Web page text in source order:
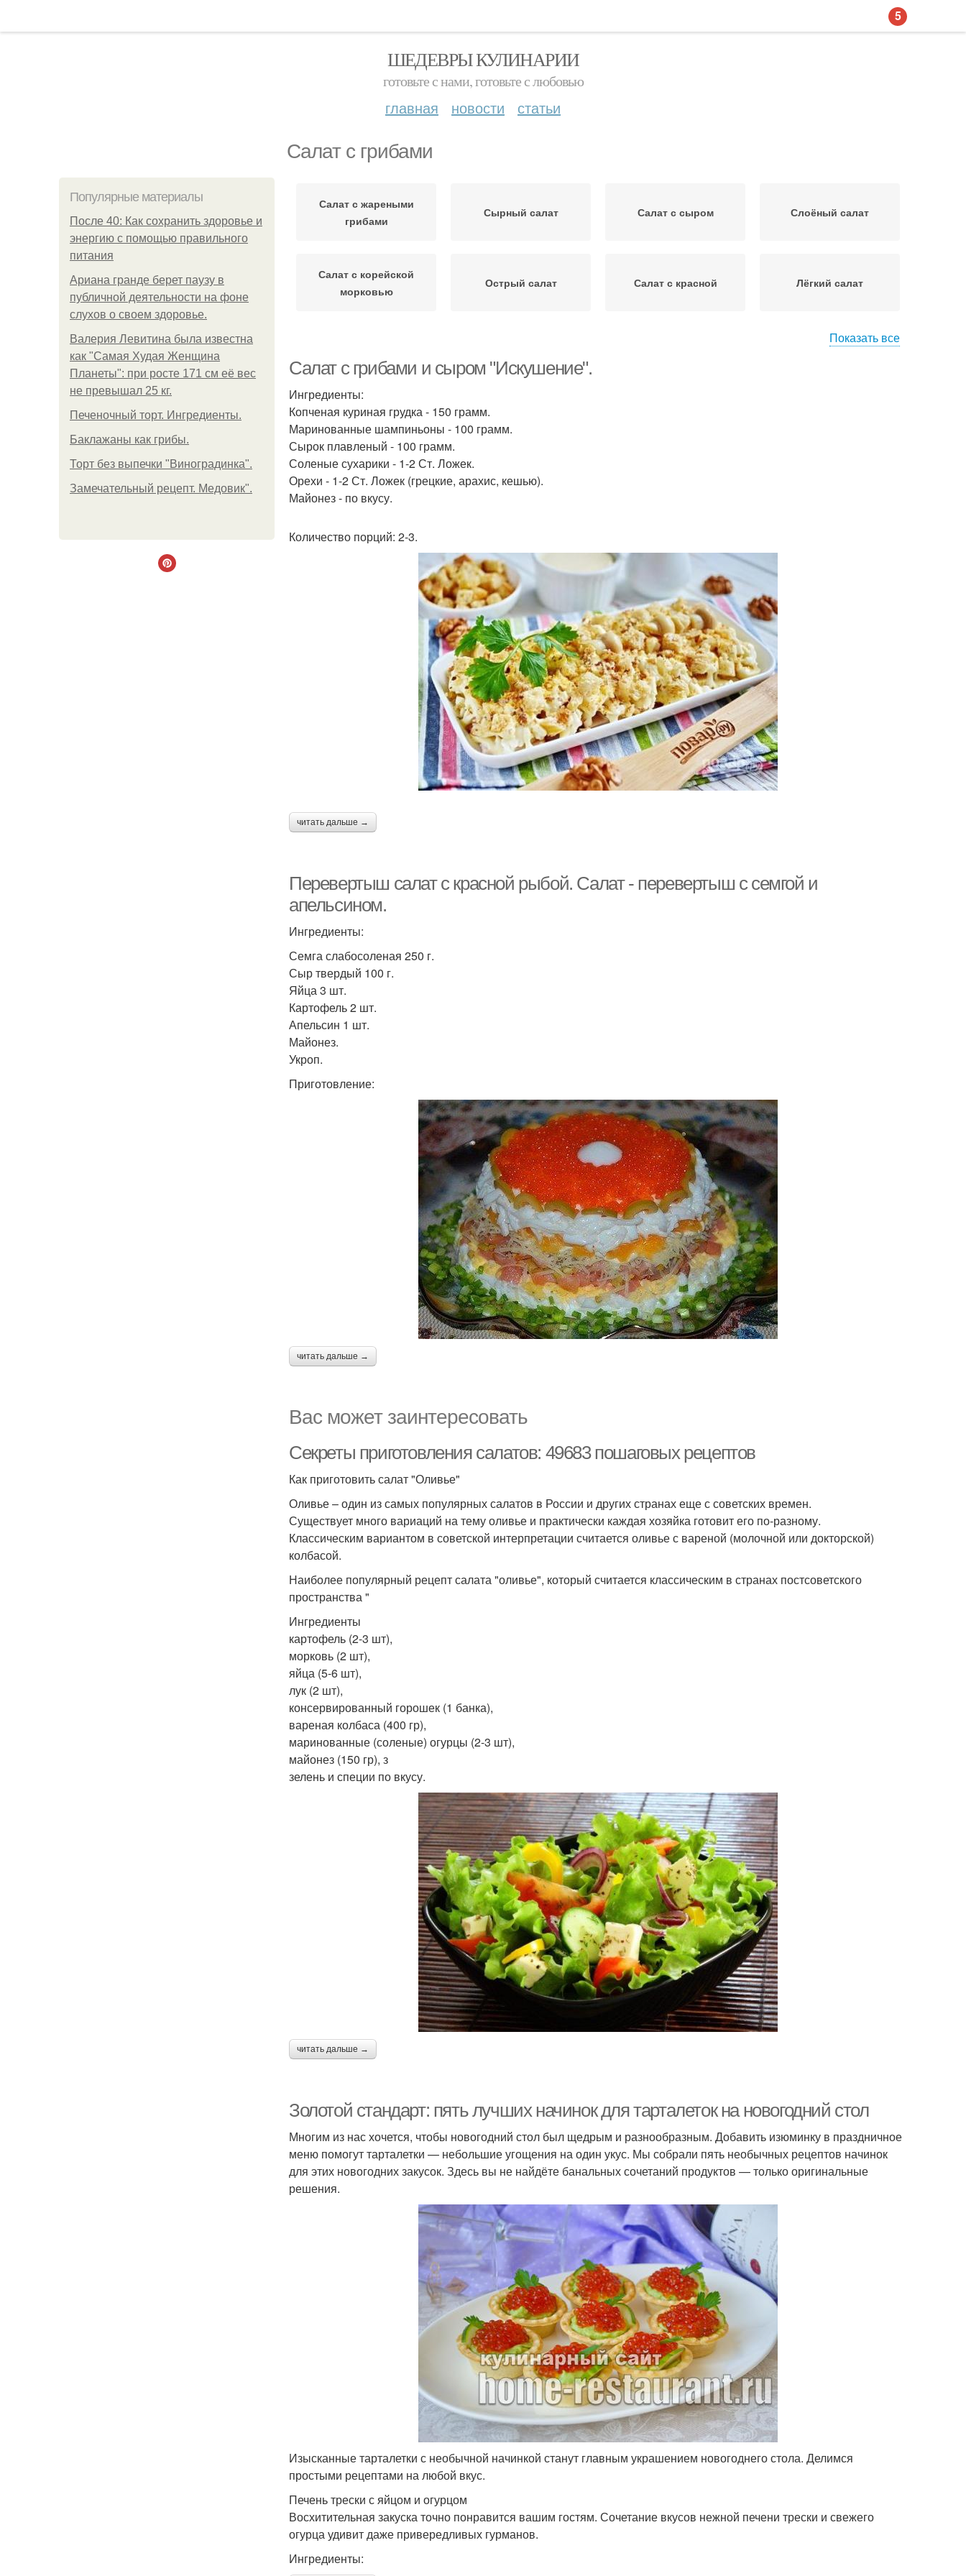
ШЕДЕВРЫ КУЛИНАРИИ
готовьте с нами, готовьте с любовью
главная новости статьи
Салат с грибами
Популярные материалы
После 40: Как сохранить здоровье и
энергию с помощью правильного
питания
Ариана гранде берет паузу в
публичной деятельности на фоне
слухов о своем здоровье.
Валерия Левитина была известна
как "Самая Худая Женщина
Планеты": при росте 171 см её вес
не превышал 25 кг.
Печеночный торт. Ингредиенты.
Баклажаны как грибы.
Торт без выпечки "Виноградинка".
Замечательный рецепт. Медовик".
Салат с жареными
грибами
Сырный салат Салат с сыром Слоёный салат
Салат с корейской
морковью
Острый салат Салат с красной Лёгкий салат
Ингредиенты для
Перевертыш с грибами
Показать все
Салат с грибами и сыром "Искушение".
Ингредиенты:
Копченая куриная грудка - 150 грамм.
Маринованные шампиньоны - 100 грамм.
Сырок плавленый - 100 грамм.
Соленые сухарики - 1-2 Ст. Ложек.
Орехи - 1-2 Ст. Ложек (грецкие, арахис, кешью).
Майонез - по вкусу.
Количество порций: 2-3.
читать дальше →
Перевертыш салат с красной рыбой. Салат - перевертыш с семгой и
апельсином.
Ингредиенты:
Семга слабосоленая 250 г.
Сыр твердый 100 г.
Яйца 3 шт.
Картофель 2 шт.
Апельсин 1 шт.
Майонез.
Укроп.
Приготовление:
читать дальше →
Вас может заинтересовать
Секреты приготовления салатов: 49683 пошаговых рецептов
Как приготовить салат "Оливье"
Оливье – один из самых популярных салатов в России и других странах еще с советских времен.
Существует много вариаций на тему оливье и практически каждая хозяйка готовит его по-разному.
Классическим вариантом в советской интерпретации считается оливье с вареной (молочной или докторской)
колбасой.
Наиболее популярный рецепт салата "оливье", который считается классическим в странах постсоветского
пространства "
Ингредиенты
картофель (2-3 шт),
морковь (2 шт),
яйца (5-6 шт),
лук (2 шт),
консервированный горошек (1 банка),
вареная колбаса (400 гр),
маринованные (соленые) огурцы (2-3 шт),
майонез (150 гр), з
зелень и специи по вкусу.
читать дальше →
Золотой стандарт: пять лучших начинок для тарталеток на новогодний стол
Многим из нас хочется, чтобы новогодний стол был щедрым и разнообразным. Добавить изюминку в праздничное
меню помогут тарталетки — небольшие угощения на один укус. Мы собрали пять необычных рецептов начинок
для этих новогодних закусок. Здесь вы не найдёте банальных сочетаний продуктов — только оригинальные
решения.
Изысканные тарталетки с необычной начинкой станут главным украшением новогоднего стола. Делимся
простыми рецептами на любой вкус.
Печень трески с яйцом и огурцом
Восхитительная закуска точно понравится вашим гостям. Сочетание вкусов нежной печени трески и свежего
огурца удивит даже привередливых гурманов.
Ингредиенты:
5